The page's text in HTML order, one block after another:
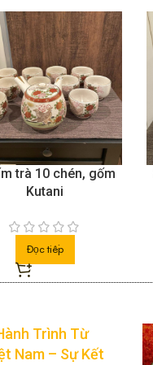
trà 10 chén, gốm
Kutani
Đọc tiếp
Trình Từ
Nam – Sự Kết